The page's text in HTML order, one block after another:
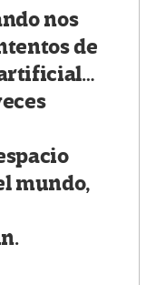
nos
de
mundo,